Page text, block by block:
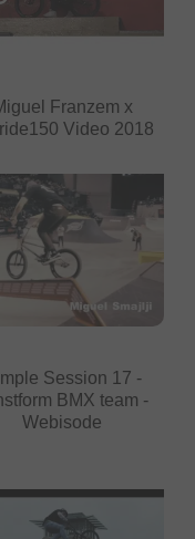
Franzem x
Video 2018
Session 17 -
BMX team -
Webisode